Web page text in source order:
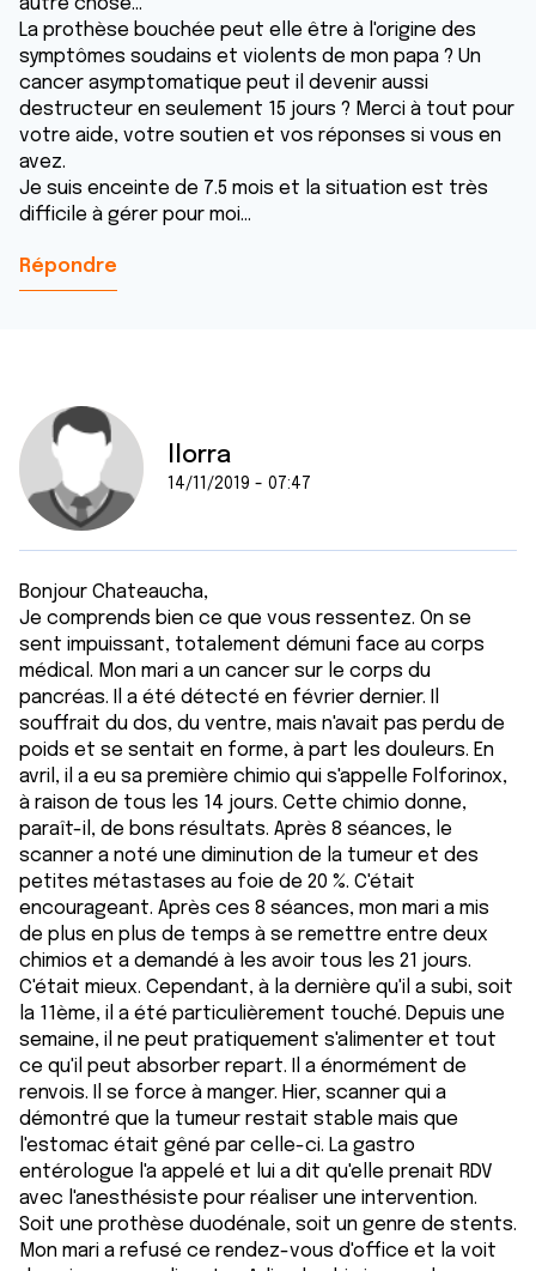
autre chose...
La prothèse bouchée peut elle être à l'origine des
symptômes soudains et violents de mon papa ? Un
cancer asymptomatique peut il devenir aussi
destructeur en seulement 15 jours ? Merci à tout pour
votre aide, votre soutien et vos réponses si vous en
avez.
Je suis enceinte de 7.5 mois et la situation est très
difficile à gérer pour moi...
Répondre
llorra
14/11/2019 - 07:47
Bonjour Chateaucha,
Je comprends bien ce que vous ressentez. On se
sent impuissant, totalement démuni face au corps
médical. Mon mari a un cancer sur le corps du
pancréas. Il a été détecté en février dernier. Il
souffrait du dos, du ventre, mais n'avait pas perdu de
poids et se sentait en forme, à part les douleurs. En
avril, il a eu sa première chimio qui s'appelle Folforinox,
à raison de tous les 14 jours. Cette chimio donne,
paraît-il, de bons résultats. Après 8 séances, le
scanner a noté une diminution de la tumeur et des
petites métastases au foie de 20 %. C'était
encourageant. Après ces 8 séances, mon mari a mis
de plus en plus de temps à se remettre entre deux
chimios et a demandé à les avoir tous les 21 jours.
C'était mieux. Cependant, à la dernière qu'il a subi, soit
la 11ème, il a été particulièrement touché. Depuis une
semaine, il ne peut pratiquement s'alimenter et tout
ce qu'il peut absorber repart. Il a énormément de
renvois. Il se force à manger. Hier, scanner qui a
démontré que la tumeur restait stable mais que
l'estomac était gêné par celle-ci. La gastro
entérologue l'a appelé et lui a dit qu'elle prenait RDV
avec l'anesthésiste pour réaliser une intervention.
Soit une prothèse duodénale, soit un genre de stents.
Mon mari a refusé ce rendez-vous d'office et la voit